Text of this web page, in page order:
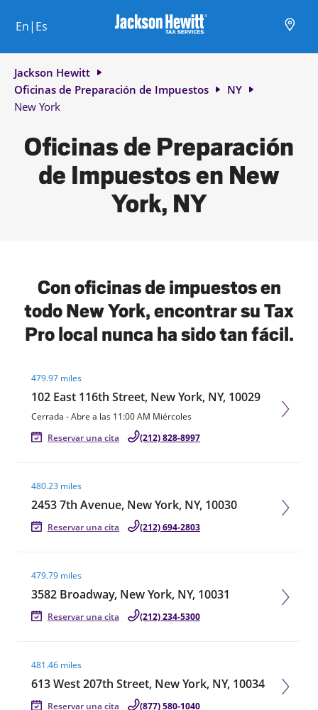
En|Es
Jackson Hewitt
Oficinas de Preparación de Impuestos
NY
New York
Oficinas de Preparación
de Impuestos en New
York, NY
Con oficinas de impuestos en
todo New York, encontrar su Tax
Pro local nunca ha sido tan fácil.
479.97 miles
102 East 116th Street, New York, NY, 10029
Cerrada -Abre a las 11:00 AM Miércoles
Reservar una cita
(212) 828-8997
480.23 miles
2453 7th Avenue, New York, NY, 10030
Reservar una cita (212) 694-2803
479.79 miles
3582 Broadway, New York, NY, 10031
Reservar una cita (212) 234-5300
481.46 miles
613 West 207th Street, New York, NY, 10034
Reservar una cita (877) 580-1040